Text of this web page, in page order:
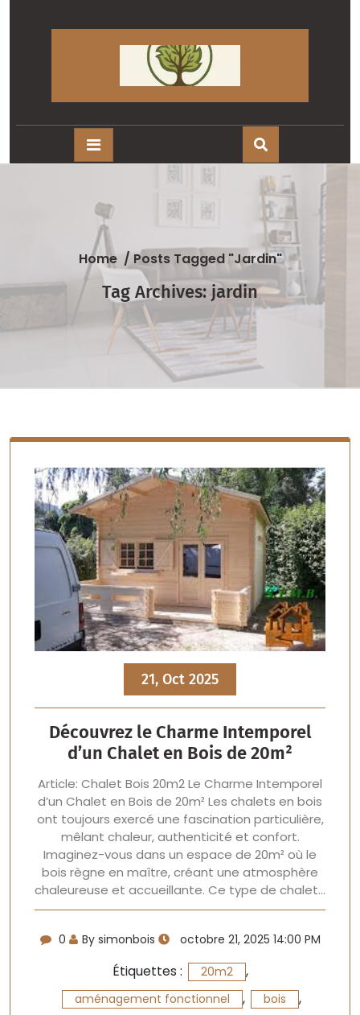
Home/ Posts Tagged "jardin"
Tag Archives: jardin
21, Oct 2025
Découvrez le Charme Intemporel
d’un Chalet en Bois de 20m²
Article: Chalet Bois 20m2 Le Charme Intemporel
d’un Chalet en Bois de 20m² Les chalets en bois
ont toujours exercé une fascination particulière,
mêlant chaleur, authenticité et confort.
Imaginez-vous dans un espace de 20m² où le
bois règne en maître, créant une atmosphère
chaleureuse et accueillante. Ce type de chalet…
0 By simonbois octobre 21, 2025 14:00 PM
Étiquettes : 20m2 ,
aménagement fonctionnel , bois ,